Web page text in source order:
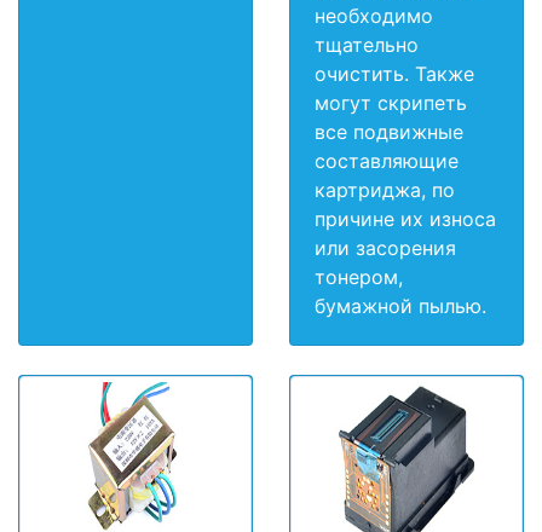
необходимо
тщательно
очистить. Также
могут скрипеть
все подвижные
составляющие
картриджа, по
причине их износа
или засорения
тонером,
бумажной пылью.